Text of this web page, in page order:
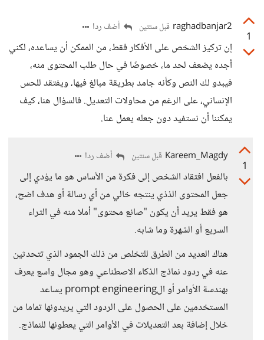
1
raghadbanjar2 قبل سنتين أضف ردا
إن تركيز الشخص على الأفكار فقط، من الممكن أن يساعده، لكني
أجده يضعف لحد ما، خصوصًا في حال طلب المحتوى منه،
فيبدو لك النص وكأنه جامد بطريقة مبالغ فيها، ويفتقد للحس
الإنساني، على الرغم من محاولات التعديل. فالسؤال هنا، كيف
يمكننا أن نستفيد دون جعله يعمل عنا.
1
Kareem_Magdy قبل سنتين أضف ردا
بالفعل افتقاد الشخص إلى فكرة من الأساس هو ما يؤدي إلى
جعل المحتوى الذذي ينتجه خالي من أي رسالة أو هدف اضح،
هو فقط يريد أن يكون "صانع محتوى" أملا منه في الثراء
السريع أو الشهرة وما شابه.
هناك العديد من الطرق للتخلص من ذلك الجمود الذي تتحدثين
عنه في ردود نماذج الذكاء الاصطناعي وهو مجال واسع يعرف
بهندسة الأوامر أو الprompt engineering يساعد
المستخدمين على الحصول على الردود التي يريدونها تماما من
خلال إضافة بعد التعديلات في الأوامر التي يعطونها للنماذج.